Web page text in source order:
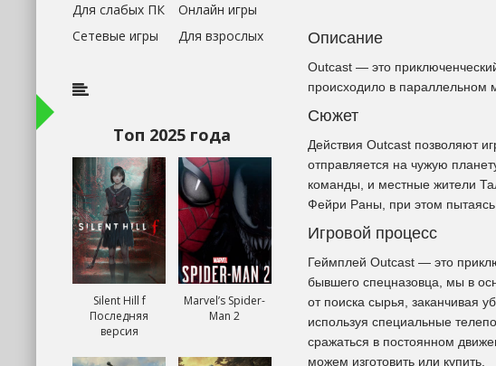
Описание
Outcast — это
происходило в параллельном
Сюжет
Действия Outcast позволяют
отправляется на чужую
команды, и местные жители
Фейри Раны, при этом пытаясь
Игровой процесс
Геймплей Outcast — это
бывшего спецназовца, мы в
от поиска сырья, заканчивая
используя специальные
сражаться в постоянном
можем изготовить или купить.
Для слабых ПК
Онлайн игры
Сетевые игры
Для взрослых
Топ 2025 года
Silent Hill f
Последняя
версия
Marvel’s Spider-
Man 2